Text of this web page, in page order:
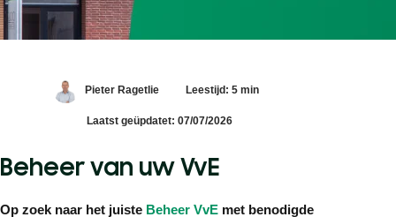
Pieter Ragetlie Leestijd: 5 min
Laatst geüpdatet: 07/07/2026
Beheer van uw VvE
Op zoek naar het juiste Beheer VvE met benodigde